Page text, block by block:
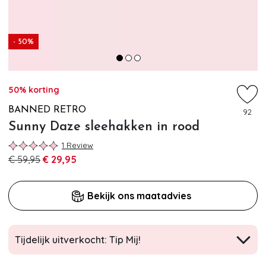
- 50%
50% korting
BANNED RETRO
Sunny Daze sleehakken in rood
92
1 Review
€ 59,95 € 29,95
Bekijk ons maatadvies
Tijdelijk uitverkocht: Tip Mij!